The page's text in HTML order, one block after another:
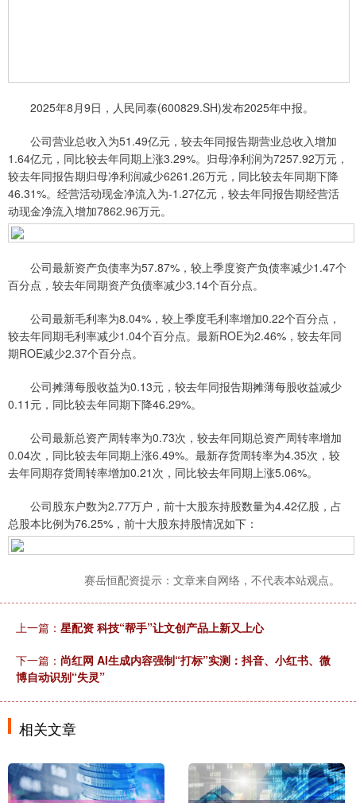
2025年8月9日，人民同泰(600829.SH)发布2025年中报。
公司营业总收入为51.49亿元，较去年同报告期营业总收入增加
1.64亿元，同比较去年同期上涨3.29%。归母净利润为7257.92万元，
较去年同报告期归母净利润减少6261.26万元，同比较去年同期下降
46.31%。经营活动现金净流入为-1.27亿元，较去年同报告期经营活
动现金净流入增加7862.96万元。
公司最新资产负债率为57.87%，较上季度资产负债率减少1.47个
百分点，较去年同期资产负债率减少3.14个百分点。
公司最新毛利率为8.04%，较上季度毛利率增加0.22个百分点，
较去年同期毛利率减少1.04个百分点。最新ROE为2.46%，较去年同
期ROE减少2.37个百分点。
公司摊薄每股收益为0.13元，较去年同报告期摊薄每股收益减少
0.11元，同比较去年同期下降46.29%。
公司最新总资产周转率为0.73次，较去年同期总资产周转率增加
0.04次，同比较去年同期上涨6.49%。最新存货周转率为4.35次，较
去年同期存货周转率增加0.21次，同比较去年同期上涨5.06%。
公司股东户数为2.77万户，前十大股东持股数量为4.42亿股，占
总股本比例为76.25%，前十大股东持股情况如下：
赛岳恒配资提示：文章来自网络，不代表本站观点。
上一篇： 星配资 科技“帮手”让文创产品上新又上心
下一篇： 尚红网 AI生成内容强制“打标”实测：抖音、小红书、微
博自动识别“失灵”
相关文章